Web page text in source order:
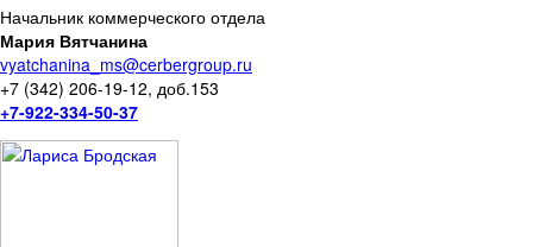
Начальник коммерческого отдела
Мария Вятчанина
vyatchanina_ms@cerbergroup.ru
+7 (342) 206-19-12, доб.153
+7-922-334-50-37